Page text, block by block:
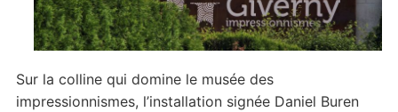
Sur la colline qui domine le musée des
impressionnismes, l’installation signée Daniel Buren